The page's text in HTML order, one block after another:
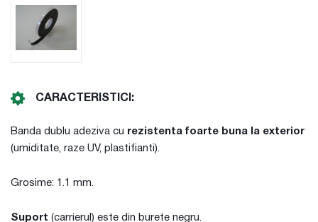
CARACTERISTICI:
Banda dublu adeziva cu rezistenta foarte buna la exterior
(umiditate, raze UV, plastifianti).
Grosime: 1.1 mm.
Suport (carrierul) este din burete negru.